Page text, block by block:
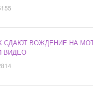
СДАЮТ ВОЖДЕНИЕ НА
ВИДЕО